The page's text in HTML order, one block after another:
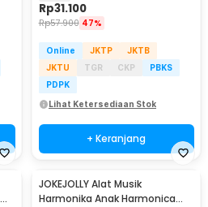
Rp31.100
Rp57.900 47%
Online JKTP
JKTB
JKTU
TGR CKP
PBKS
PDPK
Lihat Ketersediaan Stok
+ Keranjang
JOKEJOLLY Alat Musik
Harmonika Anak Harmonica